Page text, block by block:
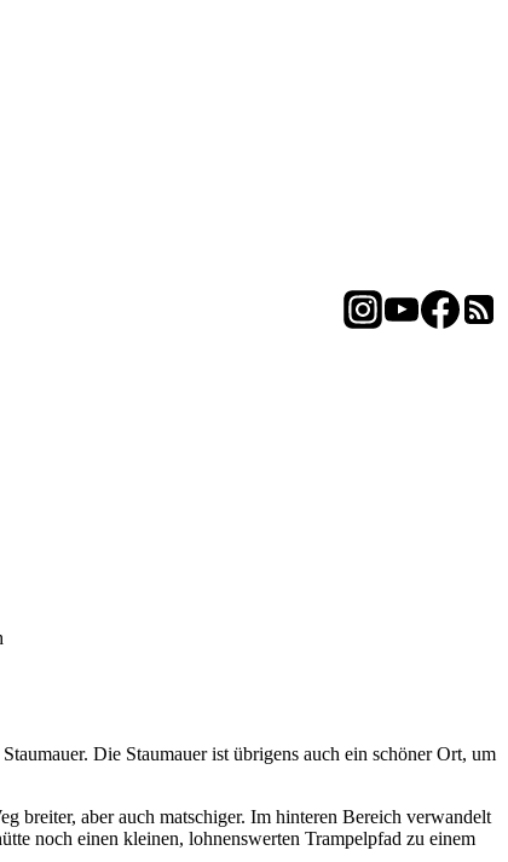
Die Staumauer ist übrigens auch ein schöner Ort, um
breiter, aber auch matschiger. Im hinteren Bereich verwandelt
noch einen kleinen, lohnenswerten Trampelpfad zu einem